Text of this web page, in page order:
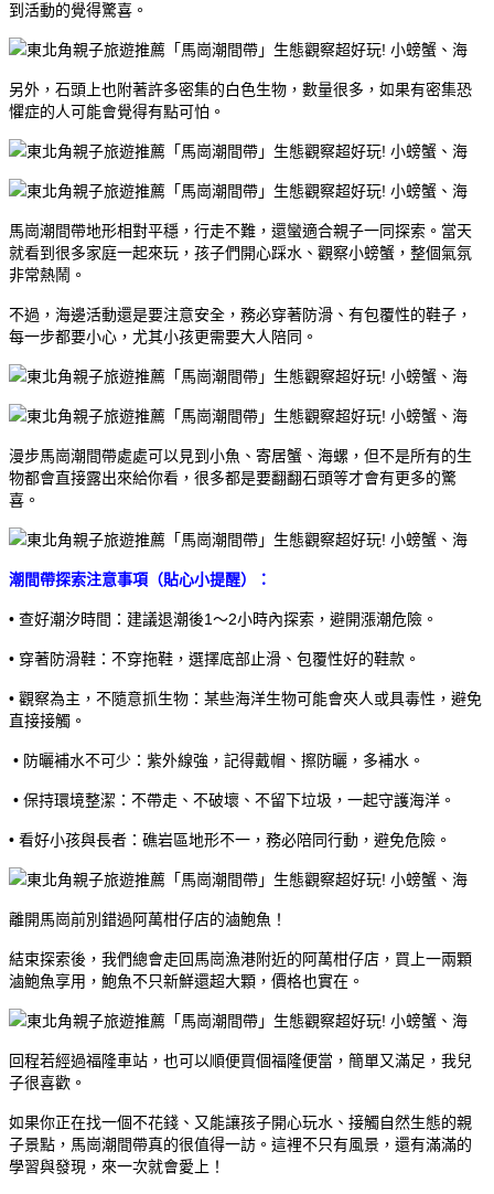
到活動的覺得驚喜。
另外，石頭上也附著許多密集的白色生物，數量很多，如果有密集恐
懼症的人可能會覺得有點可怕。
馬崗潮間帶地形相對平穩，行走不難，還蠻適合親子一同探索。當天
就看到很多家庭一起來玩，孩子們開心踩水、觀察小螃蟹，整個氣氛
非常熱鬧。
不過，海邊活動還是要注意安全，務必穿著防滑、有包覆性的鞋子，
每一步都要小心，尤其小孩更需要大人陪同。
漫步馬崗潮間帶處處可以見到小魚、寄居蟹、海螺，但不是所有的生
物都會直接露出來給你看，很多都是要翻翻石頭等才會有更多的驚
喜。
潮間帶探索注意事項（貼心小提醒）：
• 查好潮汐時間：建議退潮後1～2小時內探索，避開漲潮危險。
• 穿著防滑鞋：不穿拖鞋，選擇底部止滑、包覆性好的鞋款。
• 觀察為主，不隨意抓生物：某些海洋生物可能會夾人或具毒性，避免
直接接觸。
• 防曬補水不可少：紫外線強，記得戴帽、擦防曬，多補水。
• 保持環境整潔：不帶走、不破壞、不留下垃圾，一起守護海洋。
• 看好小孩與長者：礁岩區地形不一，務必陪同行動，避免危險。
離開馬崗前別錯過阿萬柑仔店的滷鮑魚！
結束探索後，我們總會走回馬崗漁港附近的阿萬柑仔店，買上一兩顆
滷鮑魚享用，鮑魚不只新鮮還超大顆，價格也實在。
回程若經過福隆車站，也可以順便買個福隆便當，簡單又滿足，我兒
子很喜歡。
如果你正在找一個不花錢、又能讓孩子開心玩水、接觸自然生態的親
子景點，馬崗潮間帶真的很值得一訪。這裡不只有風景，還有滿滿的
學習與發現，來一次就會愛上！